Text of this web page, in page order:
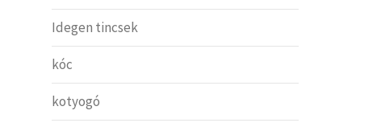
Idegen tincsek
kóc
kotyogó